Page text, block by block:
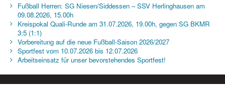
Fußball Herren: SG Niesen/Siddessen – SSV Herlinghausen am
09.08.2026, 15.00h
Kreispokal Quali-Runde am 31.07.2026, 19.00h, gegen SG BKMR
3:5 (1:1)
Vorbereitung auf die neue Fußball-Saison 2026/2027
Sportfest vom 10.07.2026 bis 12.07.2026
Arbeitseinsatz für unser bevorstehendes Sportfest!